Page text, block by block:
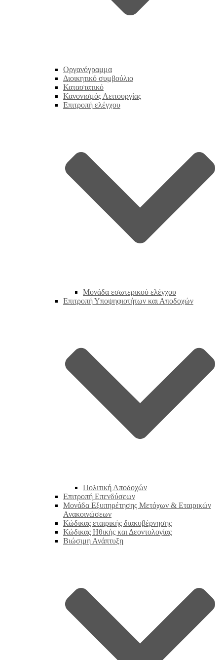
Οργανόγραμμα
Διοικητικό συμβούλιο
Καταστατικό
Κανονισμός Λειτουργίας
Επιτροπή ελέγχου
Μονάδα εσωτερικού ελέγχου
Επιτροπή Υποψηφιοτήτων και Αποδοχών
Πολιτική Αποδοχών
Επιτροπή Επενδύσεων
Μονάδα Εξυπηρέτησης Μετόχων & Εταιρικών
Ανακοινώσεων
Κώδικας εταιρικής διακυβέρνησης
Κώδικας Ηθικής και Δεοντολογίας
Βιώσιμη Ανάπτυξη